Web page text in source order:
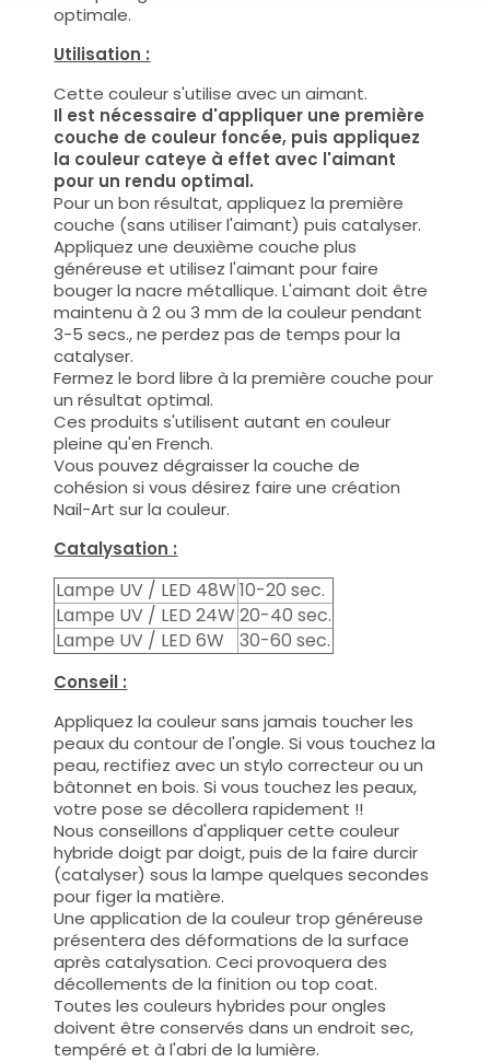
optimale.
Utilisation :
Cette couleur s'utilise avec un aimant.
Il est nécessaire d'appliquer une première
couche de couleur foncée, puis appliquez
la couleur cateye à effet avec l'aimant
pour un rendu optimal.
Pour un bon résultat, appliquez la première
couche (sans utiliser l'aimant) puis catalyser.
Appliquez une deuxième couche plus
généreuse et utilisez l'aimant pour faire
bouger la nacre métallique. L'aimant doit être
maintenu à 2 ou 3 mm de la couleur pendant
3-5 secs., ne perdez pas de temps pour la
catalyser.
Fermez le bord libre à la première couche pour
un résultat optimal.
Ces produits s'utilisent autant en couleur
pleine qu'en French.
Vous pouvez dégraisser la couche de
cohésion si vous désirez faire une création
Nail-Art sur la couleur.
Catalysation :
Lampe UV / LED 48W10-20 sec.
Lampe UV / LED 24W 20-40 sec.
Lampe UV / LED 6W
30-60 sec.
Conseil :
Appliquez la couleur sans jamais toucher les
peaux du contour de l'ongle. Si vous touchez la
peau, rectifiez avec un stylo correcteur ou un
bâtonnet en bois. Si vous touchez les peaux,
votre pose se décollera rapidement !!
Nous conseillons d'appliquer cette couleur
hybride doigt par doigt, puis de la faire durcir
(catalyser) sous la lampe quelques secondes
pour figer la matière.
Une application de la couleur trop généreuse
présentera des déformations de la surface
après catalysation. Ceci provoquera des
décollements de la finition ou top coat.
Toutes les couleurs hybrides pour ongles
doivent être conservés dans un endroit sec,
tempéré et à l'abri de la lumière.